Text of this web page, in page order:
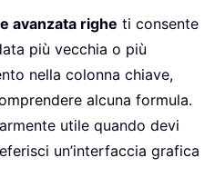
avanzata righe ti consente
più vecchia o più
nella colonna chiave,
alcuna formula.
utile quando devi
un’interfaccia grafica